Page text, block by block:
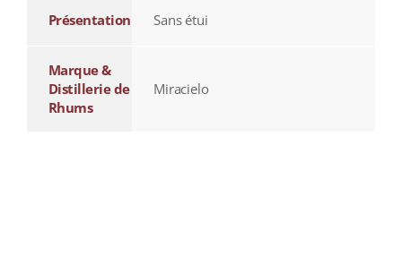
Présentation Sans étui
Marque &
Distillerie de
Rhums
Miracielo